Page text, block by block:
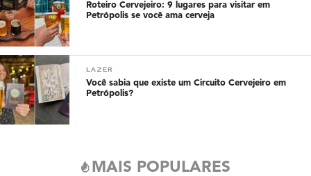
Roteiro Cervejeiro: 9 lugares para visitar em
Petrópolis se você ama cerveja
LAZER
Você sabia que existe um Circuito Cervejeiro em
Petrópolis?
MAIS POPULARES